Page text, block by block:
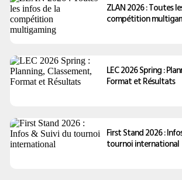
ZLAN 2026 : Toutes
compétition
LEC 2026 Spring :
Format et Résultats
First Stand 2026 :
tournoi international